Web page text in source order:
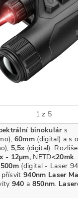
1 z 5
binokulárs
60mm (digital) a s
5,5x (digital).
- 12µm, NETD<20mk.
500m (digital - Laser
940nm Laser
940 a 850nm.